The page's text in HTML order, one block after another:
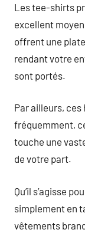
Les tee-shirts
excellent
offrent une
rendant votre
sont portés.
Par ailleurs,
fréquemment,
touche une
de votre part.
Qu’il s’agisse
simplement en
vêtements